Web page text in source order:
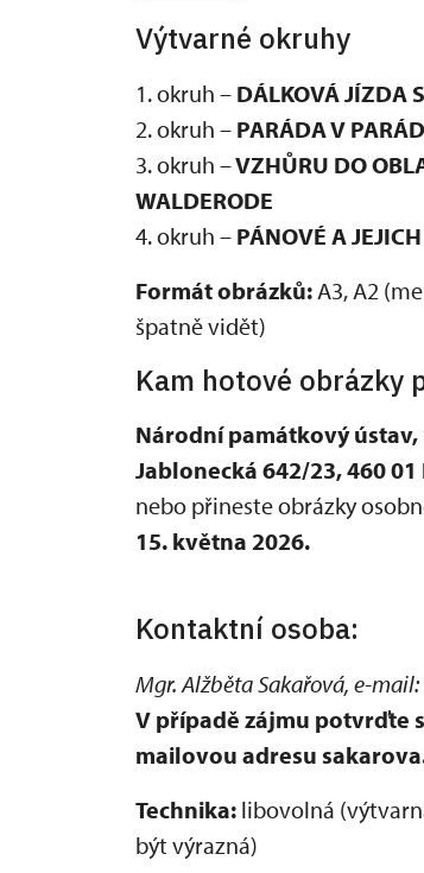
Výtvarné okruhy
1. okruh – DÁLKOVÁ JÍZDA
2. okruh – PARÁDA V
3. okruh –VZHŮRU DO
WALDERODE
4. okruh – PÁNOVÉ A
Formát obrázků: A3, A2
špatně vidět)
Kam hotové obrázky
Národní památkový
Jablonecká 642/23, 460 01
nebo přineste obrázky
15. května 2026.
Kontaktní osoba:
Mgr. Alžběta Sakařová, e-
V případě zájmu potvrďte
mailovou adresu
Technika: libovolná
být výrazná)